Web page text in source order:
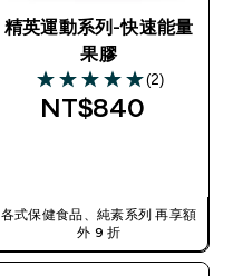
精英運動系列-快速能量
果膠
5 out of 5 stars
(2)
NT$840‎
各式保健食品、純素系列 再享額
外 9 折